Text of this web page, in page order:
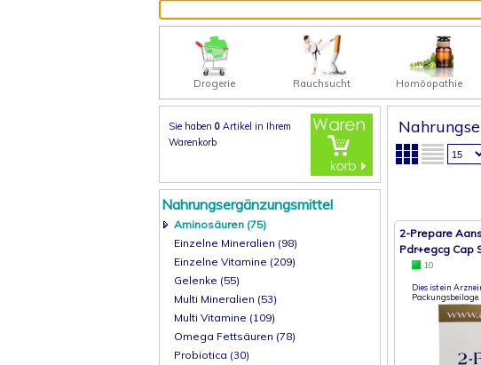
Drogerie Rauchsucht Homöopathie
Sie haben 0 Artikel in Ihrem
Warenkorb
Nahrungsergänzungsmittel
Aminosäuren (75)
Einzelne Mineralien (98)
Einzelne Vitamine (209)
Gelenke (55)
Multi Mineralien (53)
Multi Vitamine (109)
Omega Fettsäuren (78)
Probiotica (30)
2-Prepare
Pdr+egcg Cap
10
Dies ist ein
Packungsbeilage.